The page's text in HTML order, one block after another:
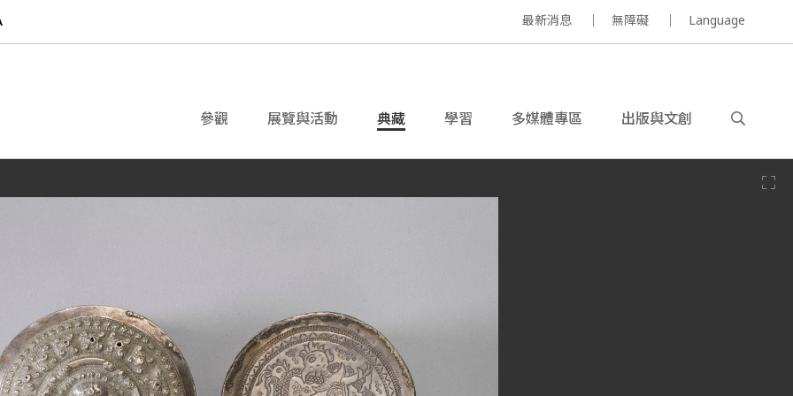
最新消息 無障礙 Language
參觀 展覽與活動 典藏 學習 多媒體專區 出版與文創